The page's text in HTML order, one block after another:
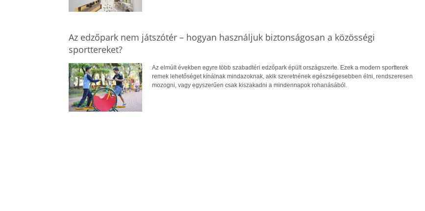
Az edzőpark nem játszótér – hogyan használjuk biztonságosan a közösségi
sporttereket?
Az elmúlt években egyre több szabadtéri edzőpark épült országszerte. Ezek a modern sportterek
remek lehetőséget kínálnak mindazoknak, akik szeretnének egészségesebben élni, rendszeresen
mozogni, vagy egyszerűen csak kiszakadni a mindennapok rohanásából.